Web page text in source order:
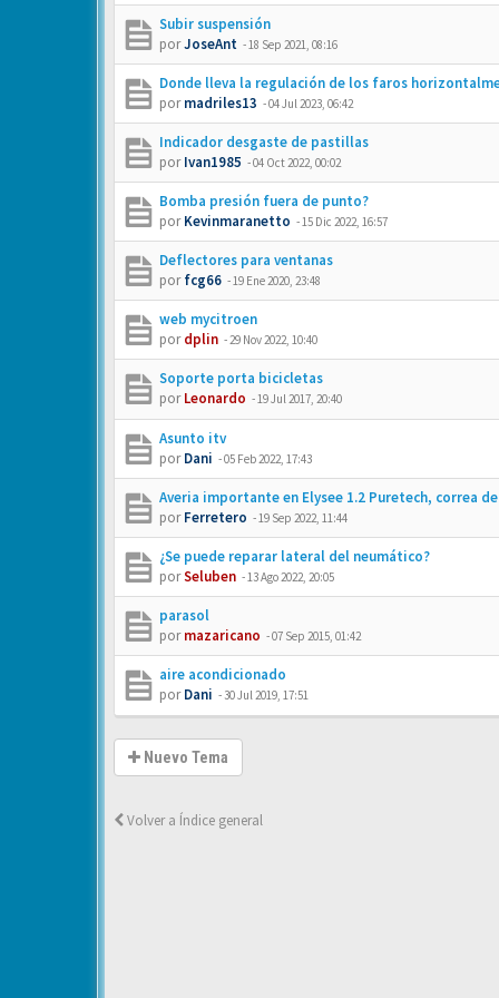
Subir suspensión
porJoseAnt -18 Sep 2021, 08:16
Donde lleva la regulación de los faros
pormadriles13 -04 Jul 2023, 06:42
Indicador desgaste de pastillas
porIvan1985 -04 Oct 2022, 00:02
Bomba presión fuera de punto?
porKevinmaranetto -15 Dic 2022, 16:57
Deflectores para ventanas
porfcg66 -19 Ene 2020, 23:48
web mycitroen
pordplin -29 Nov 2022, 10:40
Soporte porta bicicletas
porLeonardo -19 Jul 2017, 20:40
Asunto itv
porDani -05 Feb 2022, 17:43
Averia importante en Elysee 1.2 Puretech, correa
porFerretero -19 Sep 2022, 11:44
¿Se puede reparar lateral del neumático?
porSeluben -13 Ago 2022, 20:05
parasol
pormazaricano -07 Sep 2015, 01:42
aire acondicionado
porDani -30 Jul 2019, 17:51
Nuevo Tema
Volver a Índice general